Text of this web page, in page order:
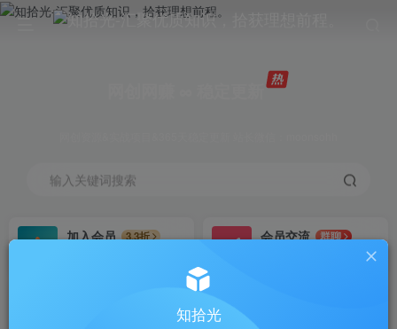
输入关键词搜索
加入会员
3.3折
会员交流
群聊
知拾光